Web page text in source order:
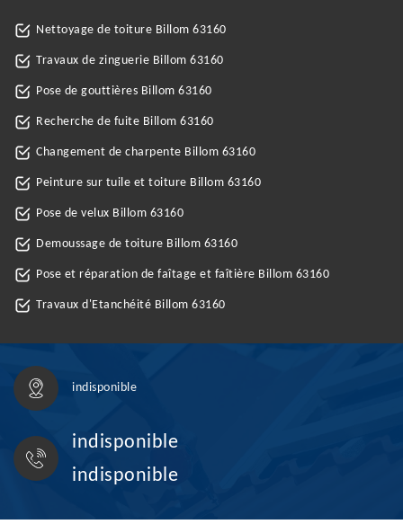
Nettoyage de toiture Billom 63160
Travaux de zinguerie Billom 63160
Pose de gouttières Billom 63160
Recherche de fuite Billom 63160
Changement de charpente Billom 63160
Peinture sur tuile et toiture Billom 63160
Pose de velux Billom 63160
Demoussage de toiture Billom 63160
Pose et réparation de faîtage et faîtière Billom 63160
Travaux d'Etanchéité Billom 63160
indisponible
indisponible
indisponible